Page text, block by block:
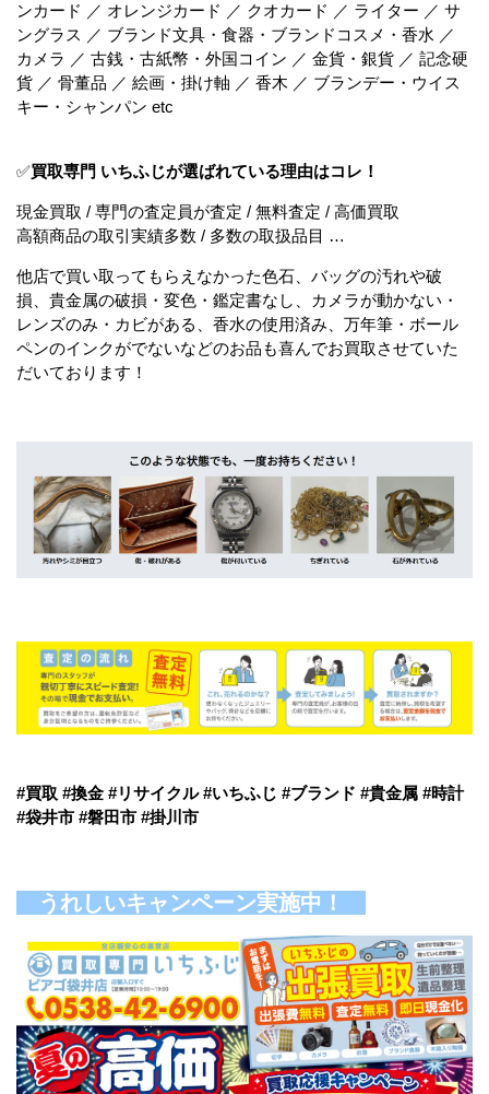
ンカード ／ オレンジカード ／ クオカード ／ ライター ／ サ
ングラス ／ ブランド文具・食器・ブランドコスメ・香水 ／
カメラ ／ 古銭・古紙幣・外国コイン ／ 金貨・銀貨 ／ 記念硬
貨 ／ 骨董品 ／ 絵画・掛け軸 ／ 香木 ／ ブランデー・ウイス
キー・シャンパン etc
✅買取専門 いちふじが選ばれている理由はコレ！
現金買取 / 専門の査定員が査定 / 無料査定 / 高価買取
高額商品の取引実績多数 / 多数の取扱品目 …
他店で買い取ってもらえなかった色石、バッグの汚れや破
損、貴金属の破損・変色・鑑定書なし、カメラが動かない・
レンズのみ・カビがある、香水の使用済み、万年筆・ボール
ペンのインクがでないなどのお品も喜んでお買取させていた
だいております！
#買取 #換金 #リサイクル #いちふじ #ブランド #貴金属 #時計
#袋井市 #磐田市 #掛川市
うれしいキャンペーン実施中！